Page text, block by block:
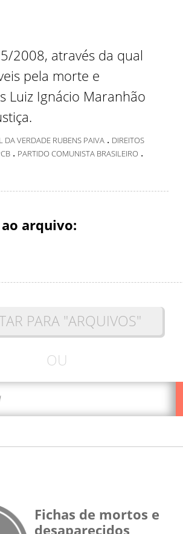
2008, através da qual
pela morte e
Luiz Ignácio Maranhão
DA VERDADE RUBENS PAIVA . DIREITOS
. PARTIDO COMUNISTA BRASILEIRO .
arquivo:
PARA "ARQUIVOS"
OU
Fichas de mortos e
desaparecidos